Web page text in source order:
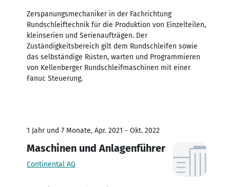
Zerspanungsmechaniker in der Fachrichtung
Rundschleiftechnik für die Produktion von Einzelteilen,
kleinserien und Serienaufträgen. Der
Zuständigkeitsbereich gilt dem Rundschleifen sowie
das selbständige Rüsten, warten und Programmieren
von Kellenberger Rundschleifmaschinen mit einer
Fanuc Steuerung.
1 Jahr und 7 Monate, Apr. 2021 - Okt. 2022
Maschinen und Anlagenführer
Continental AG